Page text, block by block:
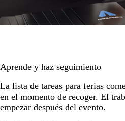
Aprende y haz seguimiento
La lista de tareas para ferias
en el momento de recoger. El
empezar después del evento.